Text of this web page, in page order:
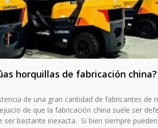
horquillas de fabricación china?
de una gran cantidad de fabricantes de
de que la fabricación china suele ser
ser bastante inexacta. Si bien siempre